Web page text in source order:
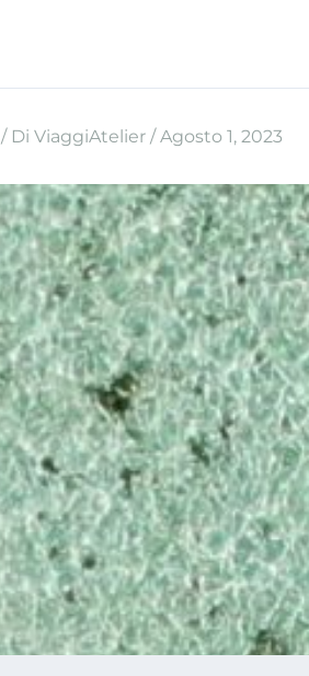
/ Di ViaggiAtelier /Agosto 1, 2023